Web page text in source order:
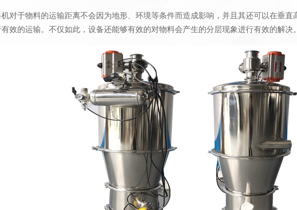
对于物料的运输距离不会因为地形、环境等条件而造成影响，并且其还可以在垂直
效的运输。不仅如此，设备还能够有效的对物料会产生的分层现象进行有效的解决。